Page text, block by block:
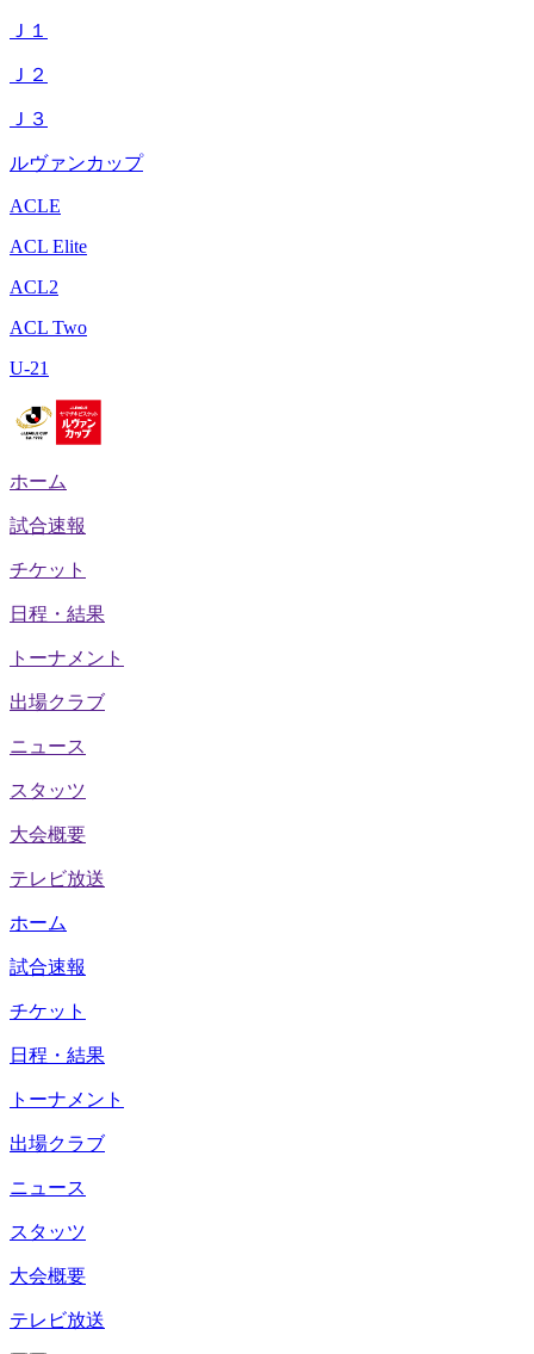
Ｊ１
Ｊ２
Ｊ３
ルヴァンカップ
ACLE
ACL Elite
ACL2
ACL Two
U-21
ホーム
試合速報
チケット
日程・結果
トーナメント
出場クラブ
ニュース
スタッツ
大会概要
テレビ放送
ホーム
試合速報
チケット
日程・結果
トーナメント
出場クラブ
ニュース
スタッツ
大会概要
テレビ放送